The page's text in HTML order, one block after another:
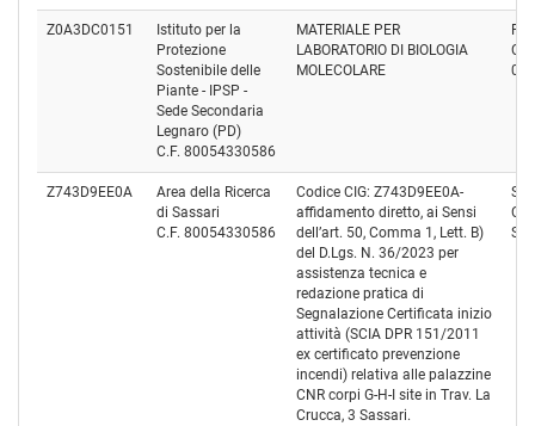
Z0A3DC0151
Istituto per la
Protezione
Sostenibile delle
Piante - IPSP -
Sede Secondaria
Legnaro (PD)
C.F. 80054330586
MATERIALE PER
LABORATORIO DI BIOLOGIA
MOLECOLARE
Z743D9EE0A
Area della Ricerca
di Sassari
C.F. 80054330586
Codice CIG: Z743D9EE0A-
affidamento diretto, ai Sensi
dell’art. 50, Comma 1, Lett. B)
del D.Lgs. N. 36/2023 per
assistenza tecnica e
redazione pratica di
Segnalazione Certificata inizio
attività (SCIA DPR 151/2011
ex certificato prevenzione
incendi) relativa alle palazzine
CNR corpi G-H-I site in Trav. La
Crucca, 3 Sassari.